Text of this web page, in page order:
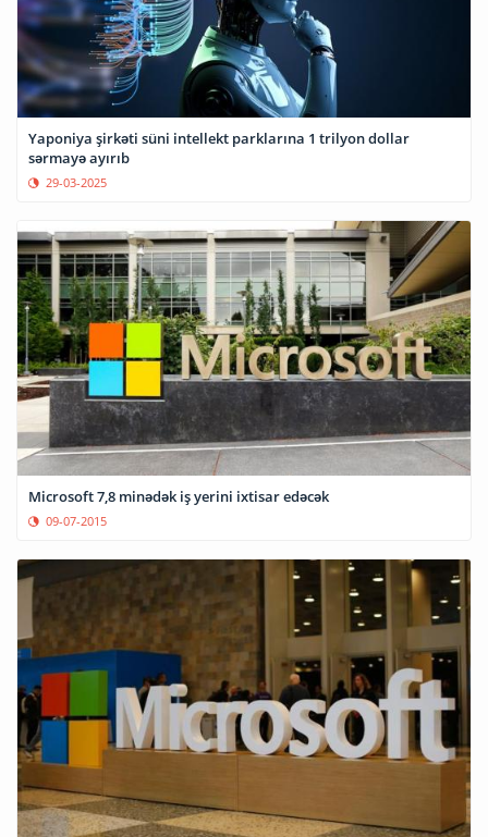
Yaponiya şirkəti süni intellekt parklarına 1 trilyon dollar
sərmayə ayırıb
29-03-2025
Microsoft 7,8 minədək iş yerini ixtisar edəcək
09-07-2015